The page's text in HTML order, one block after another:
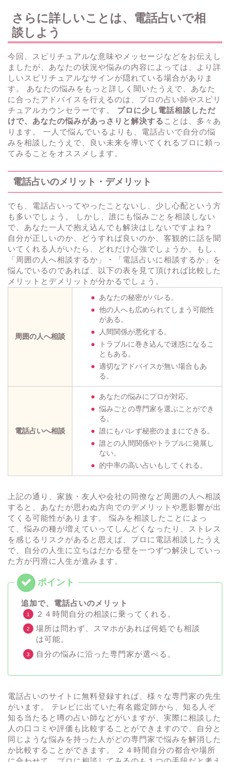
さらに詳しいことは、電話占いで相
談しよう
今回、スピリチュアルな意味やメッセージなどをお伝えし
ましたが、あなたの状況や悩みの内容によっては、より詳
しいスピリチュアルなサインが隠れている場合がありま
す。 あなたの悩みをもっと詳しく聞いたうえで、あなた
に合ったアドバイスを行えるのは、プロの占い師やスピリ
チュアルカウンセラーです。 プロに少し電話相談しただ
けで、あなたの悩みがあっさりと解決する ことは、多々あ
ります。 一人で悩んでいるよりも、電話占いで自分の悩
みを相談したうえで、良い未来を導いてくれるプロに頼っ
てみることをオススメします。
電話占いのメリット・デメリット
でも、電話占いってやったことないし、少し心配という方
も多いでしょう。 しかし、誰にも悩みごとを相談しない
で、あなた一人で抱え込んでも解決はしないですよね？
自分が正しいのか、どうすれば良いのか、客観的に話を聞
いてくれる人がいたら、どれだけ心強でしょうか。もし、
「周囲の人へ相談するか」・「電話占いに相談するか」を
悩んでいるのであれば、以下の表を見て頂ければ比較した
メリットとデメリットが分かるでしょう。
周囲の人へ相談
あなたの秘密がバレる。
他の人へも広められてしまう可能性
がある。
人間関係が悪化する。
トラブルに巻き込んで迷惑になるこ
ともある。
適切なアドバイスが無い場合もあ
る。
電話占いへ相談
あなたの悩みにプロが対応。
悩みごとの専門家を選ぶことができ
る。
誰にもバレず秘密のままにできる。
誰との人間関係やトラブルに発展し
ない。
的中率の高い占いもしてくれる。
上記の通り、家族・友人や会社の同僚など周囲の人へ相談
すると、あなたが思わぬ方向でのデメリットや悪影響が出
てくる可能性があります。 悩みを相談したことによっ
て、悩みの種が増えていってしんどくなったり、ストレス
を感じるリスクがあると思えば、プロに電話相談したうえ
で、自分の人生に立ちはだかる壁を一つずつ解決していっ
た方が円滑に人生が進みます。
追加で、電話占いのメリット
２４時間自分の相談に乗ってくれる。
場所は問わず、スマホがあれば何処でも相談
は可能。
自分の悩みに沿った専門家が選べる。
電話占いのサイトに無料登録すれば、様々な専門家の先生
がいます。 テレビに出ていた有名鑑定師から、知る人ぞ
知る当たると噂の占い師などがいますが、実際に相談した
人の口コミや評価も比較することができますので、自分と
同じような悩みを持った人がどの専門家で悩みを解消した
か比較することができます。 ２４時間自分の都合や場所